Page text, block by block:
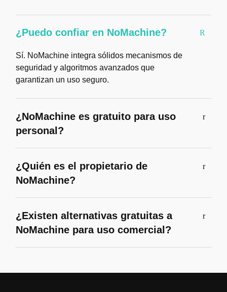
¿Puedo confiar en NoMachine?
Sí. NoMachine integra sólidos mecanismos de
seguridad y algoritmos avanzados que
garantizan un uso seguro.
¿NoMachine es gratuito para uso
personal?
¿Quién es el propietario de
NoMachine?
¿Existen alternativas gratuitas a
NoMachine para uso comercial?